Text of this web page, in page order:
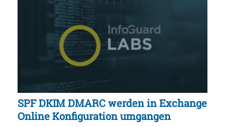
SPF DKIM DMARC werden in Exchange
Online Konfiguration umgangen